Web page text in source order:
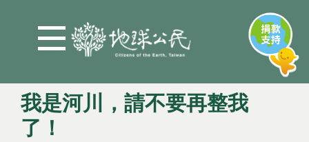
我是河川，請不要再整我
了！